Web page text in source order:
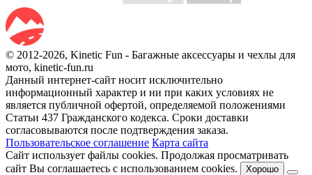
© 2012-2026, Kinetic Fun - Багажные аксессуары и чехлы для
мото, kinetic-fun.ru
Данный интернет-сайт носит исключительно
информационный характер и ни при каких условиях не
является публичной офертой, определяемой положениями
Статьи 437 Гражданского кодекса. Сроки доставки
согласовываются после подтверждения заказа.
Пользовательское соглашение Карта сайта
Сайт использует файлы cookies. Продолжая просматривать
сайт Вы соглашаетесь с использованием cookies.
Хорошо